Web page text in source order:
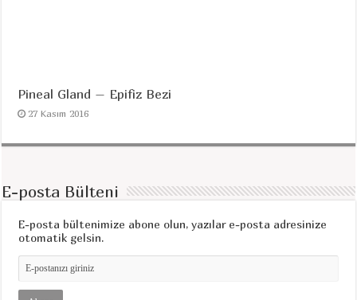
Pineal Gland – Epifiz Bezi
27 Kasım 2016
E-posta Bülteni
E-posta bültenimize abone olun, yazılar e-posta adresinize
otomatik gelsin.